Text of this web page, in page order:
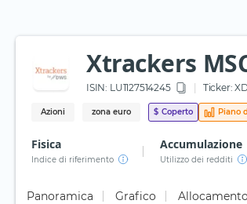
Xtrackers
ISIN: LU1127514245 Ticker:
Azioni zona euro $ Coperto Piano
Fisica
Indice di riferimento
Accumulazione
Utilizzo dei redditi
Panoramica Grafico Allocamento